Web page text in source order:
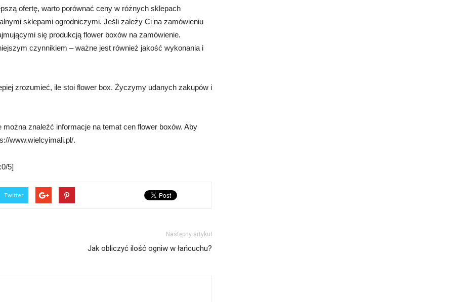
ofertę, warto porównać ceny w różnych sklepach
sklepami ogrodniczymi. Jeśli zależy Ci na zamówieniu
się produkcją flower boxów na zamówienie.
czynnikiem – ważne jest również jakość wykonania i
zrozumieć, ile stoi flower box. Życzymy udanych zakupów i
można znaleźć informacje na temat cen flower boxów. Aby
www.wielcyimali.pl/.
5]
Twitter
Następny artykuł
Jak obliczyć ilość ogniw w łańcuchu?